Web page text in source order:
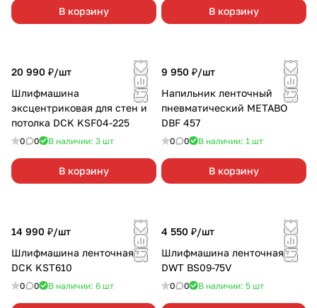
В корзину В корзину
20 990 ₽/шт
Шлифмашина
эксцентриковая для стен и
потолка DCK KSF04-225
0 0 В наличии: 3 шт
В корзину
9 950 ₽/шт
Напильник ленточный
пневматический METABO
DBF 457
0 0 В наличии: 1 шт
В корзину
14 990 ₽/шт
Шлифмашина ленточная
DCK KST610
0 0 В наличии: 6 шт
4 550 ₽/шт
Шлифмашина ленточная
DWT BS09-75V
0 0 В наличии: 5 шт